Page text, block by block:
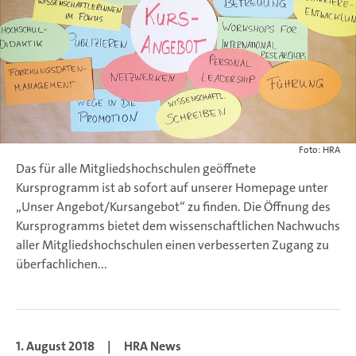
Foto: HRA
Das für alle Mitgliedshochschulen geöffnete
Kursprogramm ist ab sofort auf unserer Homepage unter
„Unser Angebot/Kursangebot“ zu finden. Die Öffnung des
Kursprogramms bietet dem wissenschaftlichen Nachwuchs
aller Mitgliedshochschulen einen verbesserten Zugang zu
überfachlichen...
1. August 2018 | HRA News